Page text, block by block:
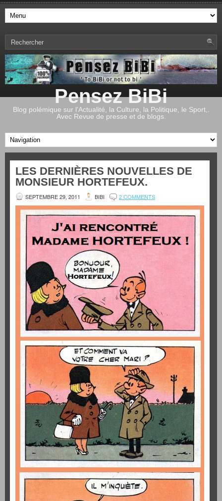
Pensez BiBi
Blog polémique sur l'Actualité, la Culture, la Politique, le Sport,.
Avec Revue de presse et de blogs.
LES DERNIÈRES NOUVELLES DE
MONSIEUR HORTEFEUX.
SEPTEMBRE 29, 2011 BIBI 2 COMMENTS